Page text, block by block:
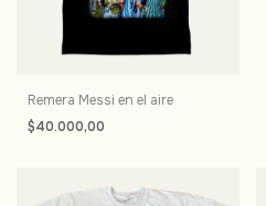
Remera Messi en el aire
$40.000,00